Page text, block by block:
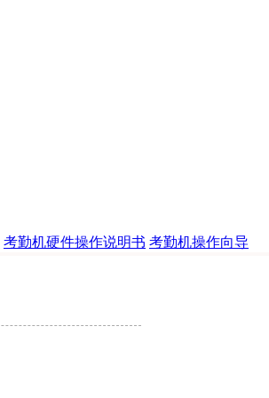
考勤机硬件操作说明书 考勤机操作向导